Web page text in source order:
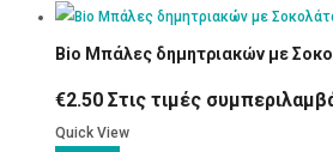
Bio Μπάλες δημητριακών με
€2.50 Στις τιμές
Quick View